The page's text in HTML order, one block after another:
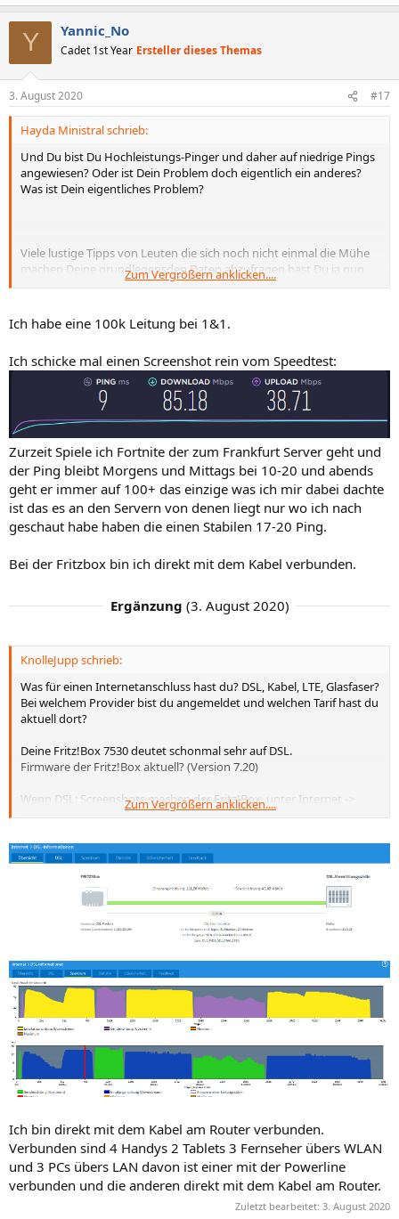
Y Yannic_No
Cadet 1st Year Ersteller dieses Themas
3. August 2020 #17
Hayda Ministral schrieb:
Und Du bist Du Hochleistungs-Pinger und daher auf niedrige Pings
angewiesen? Oder ist Dein Problem doch eigentlich ein anderes?
Was ist Dein eigentliches Problem?
Viele lustige Tipps von Leuten die sich noch nicht einmal die Mühe
machen Deine grundlegensden Daten abzufragen hast Du ja nun
bekommen. Wenn Du vom Clownsgeplapper genug hast könntest
liefern.
DSL ist ja nun bereits geklärt. Fritzbox ebenfalls. Welcher
Vertrag? Welche Leitungswerte? Welcher Provider?
Ping...wohin? Mach mal bitte einen Speedtest (beliebt ist
speedtest.net), der zeigt üblicherweise Latenz und
Geschwindigkeit. Einmal bei niedrigem Ping und einmal bei
hohem Ping
wie bist Du mit der Fritzbox verbunden? Netzwerkkabel
direkt? Powerline? WLAN?
PS:
Zum Vergrößern anklicken....
Ich habe eine 100k Leitung bei 1&1.
Ich schicke mal einen Screenshot rein vom Speedtest:
Zurzeit Spiele ich Fortnite der zum Frankfurt Server geht und
der Ping bleibt Morgens und Mittags bei 10-20 und abends
geht er immer auf 100+ das einzige was ich mir dabei dachte
ist das es an den Servern von denen liegt nur wo ich nach
geschaut habe haben die einen Stabilen 17-20 Ping.
Bei der Fritzbox bin ich direkt mit dem Kabel verbunden.
Ergänzung (3. August 2020)
KnolleJupp schrieb:
Was für einen Internetanschluss hast du? DSL, Kabel, LTE, Glasfaser?
Bei welchem Provider bist du angemeldet und welchen Tarif hast du
aktuell dort?
Deine Fritz!Box 7530 deutet schonmal sehr auf DSL.
Firmware der Fritz!Box aktuell? (Version 7.20)
Wenn DSL: Screenshots machen der Fritz!Box, unter Internet ->
DSL-Informationen die ReiterÜbersichtsowieDSLundSpectrum.
gefühlt zu hoch ist.
Wie sieht der Ping aus? Bitte mehrere Tests machen, und zwar wenn
der Ping gefühlt OK ist und nochmal wenn er gefühlt zu hoch ist.
https://breitbandmessung.de/testoder
https://www.speedtest.net/
usw. und davon jeweils Screenshots
Wie ist der Rechner mit der Fritz!Box verbunden? Über LAN, WLAN,
dLAN?
Welche anderen Geräte sind mit der Fritz!Box wie verbunden?
Zum Vergrößern anklicken....
Ich bin direkt mit dem Kabel am Router verbunden.
Verbunden sind 4 Handys 2 Tablets 3 Fernseher übers WLAN
und 3 PCs übers LAN davon ist einer mit der Powerline
verbunden und die anderen direkt mit dem Kabel am Router.
Zuletzt bearbeitet: 3. August 2020